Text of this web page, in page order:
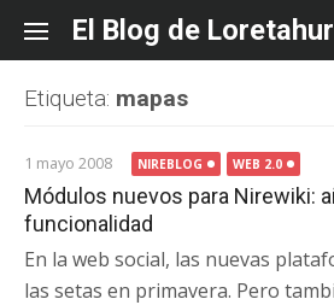
content
El Blog de Loretahur
Etiqueta: mapas
1 mayo 2008 NIREBLOG WEB 2.0
Módulos nuevos para Nirewiki:
funcionalidad
En la web social, las nuevas
las setas en primavera. Pero